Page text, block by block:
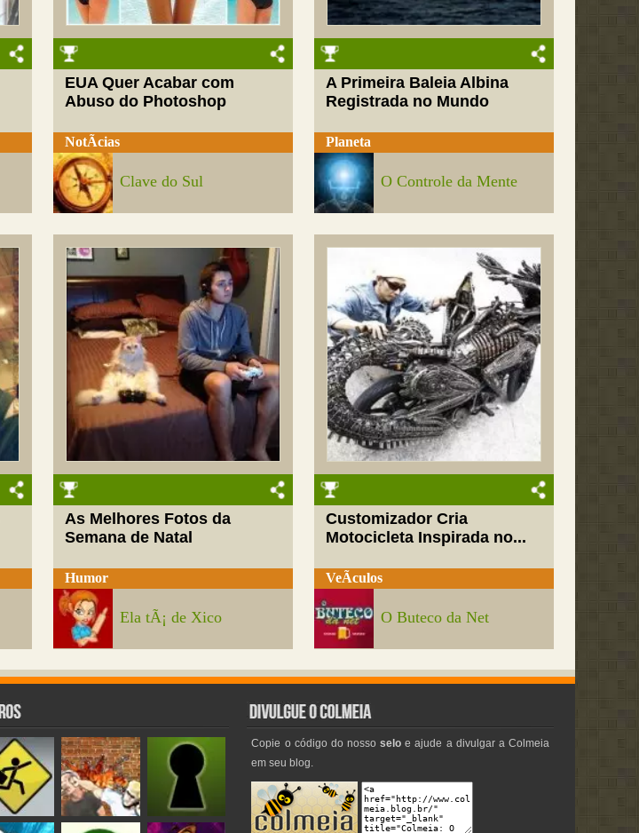
EUA Quer Acabar com
Abuso do Photoshop
NotÃ­cias
Clave do Sul
A Primeira Baleia Albina
Registrada no Mundo
Planeta
O Controle da Mente
As Melhores Fotos da
Semana de Natal
Humor
Ela tÃ¡ de Xico
Customizador Cria
Motocicleta Inspirada no...
VeÃ­culos
O Buteco da Net
Copie o código do nossoselo e ajude a divulgar a Colmeia
em seu blog.